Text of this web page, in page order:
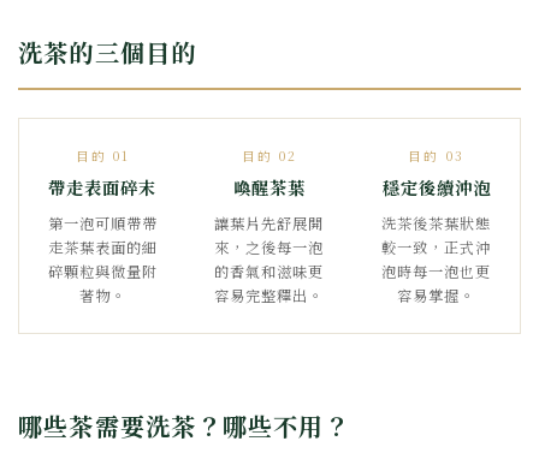
洗茶的三個目的
目的 01
帶走表面碎末
第一泡可順帶帶
走茶葉表面的細
碎顆粒與微量附
著物。
目的 02
喚醒茶葉
讓葉片先舒展開
來，之後每一泡
的香氣和滋味更
容易完整釋出。
目的 03
穩定後續沖泡
洗茶後茶葉狀態
較一致，正式沖
泡時每一泡也更
容易掌握。
哪些茶需要洗茶？哪些不用？